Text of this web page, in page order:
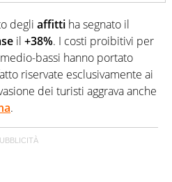
degli affitti ha segnato il
il +38%. I costi proibitivi per
bassi hanno portato
riservate esclusivamente ai
dei turisti aggrava anche
.